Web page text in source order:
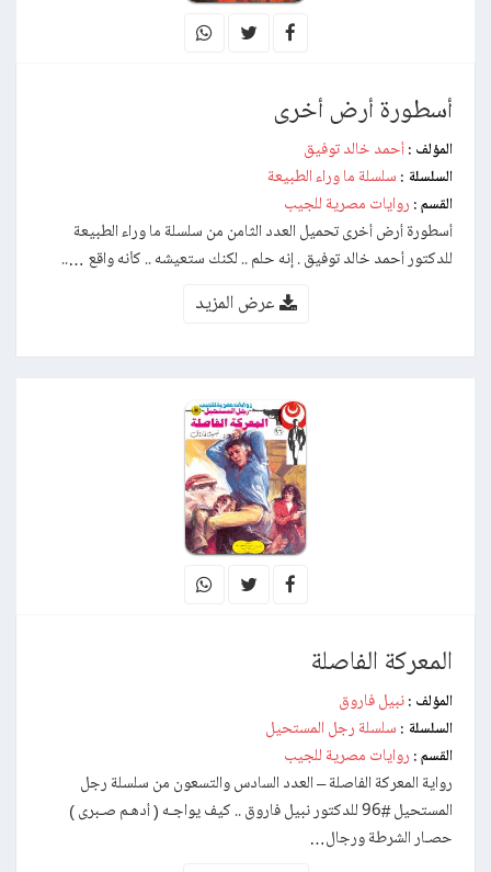
أسطورة أرض أخرى
المؤلف : أحمد خالد توفيق
السلسلة : سلسلة ما وراء الطبيعة
القسم : روايات مصرية للجيب
أسطورة أرض أخرى تحميل العدد الثامن من سلسلة ما وراء الطبيعة
للدكتور أحمد خالد توفيق . إنه حلم .. لكنك ستعيشه .. كأنه واقع …..
عرض المزيد
المعركة الفاصلة
المؤلف : نبيل فاروق
السلسلة : سلسلة رجل المستحيل
القسم : روايات مصرية للجيب
رواية المعركة الفاصلة – العدد السادس والتسعون من سلسلة رجل
المستحيل #96 للدكتور نبيل فاروق .. كيف يواجـه ( أدهـم صـبرى )
حصـار الشرطة ورجال…